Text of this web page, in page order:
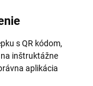
s QR kódom,
inštruktážne
aplikácia